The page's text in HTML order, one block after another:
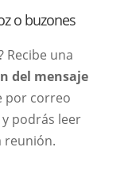
o buzones
Recibe una
del mensaje
por correo
podrás leer
reunión.